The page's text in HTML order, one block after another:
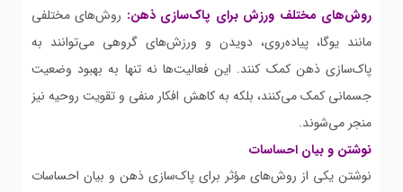
روش‌های مختلف ورزش برای پاک‌سازی ذهن: روش‌های مختلفی
مانند یوگا، پیاده‌روی، دویدن و ورزش‌های گروهی می‌توانند به
پاک‌سازی ذهن کمک کنند. این فعالیت‌ها نه تنها به بهبود وضعیت
جسمانی کمک می‌کنند، بلکه به کاهش افکار منفی و تقویت روحیه نیز
منجر می‌شوند.
نوشتن و بیان احساسات
نوشتن یکی از روش‌های مؤثر برای پاک‌سازی ذهن و بیان احساسات